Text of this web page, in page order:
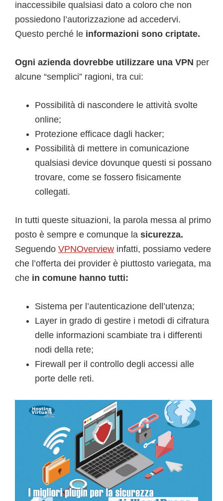
inaccessibile qualsiasi dato a coloro che non
possiedono l’autorizzazione ad accedervi.
Questo perché le informazioni sono criptate.
Ogni azienda dovrebbe utilizzare una VPN per
alcune “semplici” ragioni, tra cui:
Possibilità di nascondere le attività svolte
online;
Protezione efficace dagli hacker;
Possibilità di mettere in comunicazione
qualsiasi device dovunque questi si possano
trovare, come se fossero fisicamente
collegati.
In tutti queste situazioni, la parola messa al primo
posto è sempre e comunque la sicurezza.
Seguendo VPNOverview infatti, possiamo vedere
che l’offerta dei provider è piuttosto variegata, ma
che in comune hanno tutti:
Sistema per l’autenticazione dell’utenza;
Layer in grado di gestire i metodi di cifratura
delle informazioni scambiate tra i differenti
nodi della rete;
Firewall per il controllo degli accessi alle
porte delle reti.